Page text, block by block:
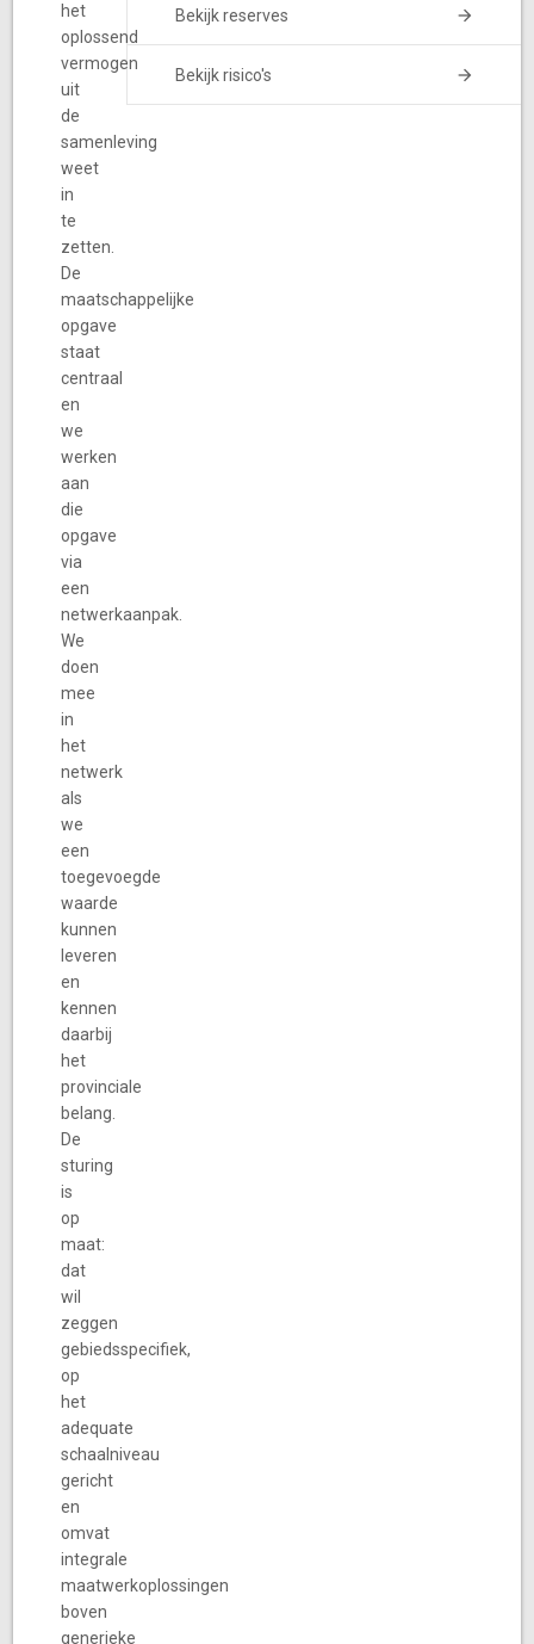
het
oplossend
vermogen
uit
de
samenleving
weet
in
te
zetten.
De
maatschappelijke
opgave
staat
centraal
en
we
werken
aan
die
opgave
via
een
netwerkaanpak.
We
doen
mee
in
het
netwerk
als
we
een
toegevoegde
waarde
kunnen
leveren
en
kennen
daarbij
het
provinciale
belang.
De
sturing
is
op
maat:
dat
wil
zeggen
gebiedsspecifiek,
op
het
adequate
schaalniveau
gericht
en
omvat
integrale
maatwerkoplossingen
boven
generieke
Bekijk reserves
Bekijk risico's